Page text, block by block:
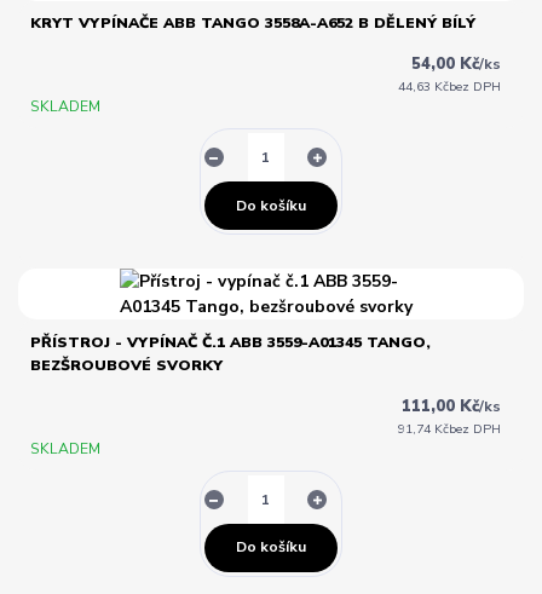
KRYT VYPÍNAČE ABB TANGO 3558A-A652 B DĚLENÝ BÍLÝ
54,00 Kč/ks
44,63 Kčbez DPH
SKLADEM
Do košíku
PŘÍSTROJ - VYPÍNAČ Č.1 ABB 3559-A01345 TANGO,
BEZŠROUBOVÉ SVORKY
111,00 Kč/ks
91,74 Kčbez DPH
SKLADEM
Do košíku